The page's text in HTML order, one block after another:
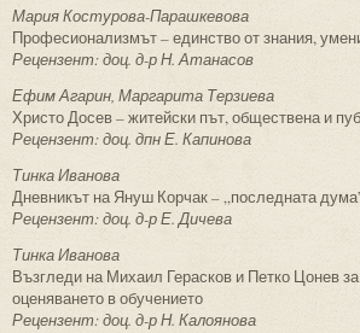
Мария Костурова-Парашкевова
Професионализмът – единство от знания,
Рецензент: доц. д-р Н. Атанасов
Ефим Агарин, Маргарита Терзиева
Христо Досев – житейски път, обществена и
Рецензент: доц. дпн Е. Капинова
Тинка Иванова
Дневникът на Януш Корчак – „последната
Рецензент: доц. д-р Е. Дичева
Тинка Иванова
Възгледи на Михаил Герасков и Петко Цонев за
оценяването в обучението
Рецензент: доц. д-р Н. Калоянова